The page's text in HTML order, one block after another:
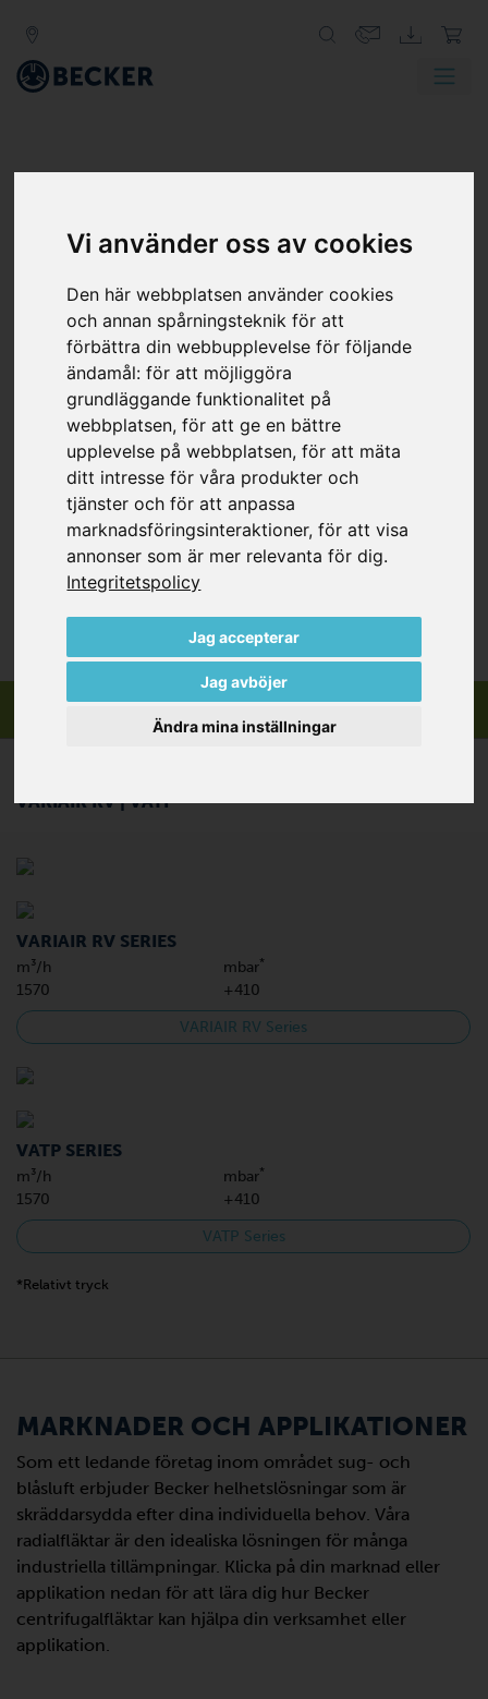
Vi använder oss av cookies
Den här webbplatsen använder cookies
och annan spårningsteknik för att
förbättra din webbupplevelse för följande
ändamål:för att möjliggöra
grundläggande funktionalitet på
webbplatsen,för att ge en bättre
upplevelse på webbplatsen,för att mäta
ditt intresse för våra produkter och
tjänster och för att anpassa
marknadsföringsinteraktioner,för att visa
annonser som är mer relevanta för dig.
Integritetspolicy
Jag accepterar
Jag avböjer
Ändra mina inställningar
RADIALFLÄKTAR FÖR
BLÅSLUFT
Radialfläktar är designade för en hög pumpkapacitet. Via
motorns inbyggda frekvensomformare kan
pumpkapacitet anpassas exakt efter kundens behov.
Radialfläktar innehåller ett mycket snabbt roterande och
kontaktfritt pumphjul och är därmed slitage- och
underhållsfria.
VARIAIR RV | VATP
VARIAIR RV SERIES
m³/h mbar*
1570 +410
VARIAIR RV Series
VATP SERIES
m³/h mbar*
1570 +410
VATP Series
*Relativt tryck
MARKNADER OCH APPLIKATIONER
Som ett ledande företag inom området sug- och
blåsluft erbjuder Becker helhetslösningar som är
skräddarsydda efter dina individuella behov. Våra
radialfläktar är den idealiska lösningen för många
industriella tillämpningar. Klicka på din marknad eller
applikation nedan för att lära dig hur Becker
centrifugalfläktar kan hjälpa din verksamhet eller
applikation.